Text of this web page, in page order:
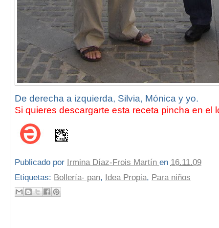
De derecha a izquierda, Silvia, Mónica y yo.
Si quieres descargarte esta receta pincha en el
Publicado por Irmina Díaz-Frois Martín en 16.11.09
Etiquetas: Bollería- pan, Idea Propia, Para niños